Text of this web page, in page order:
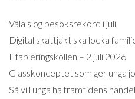
Väla slog besöksrekord i juli
Digital skattjakt ska locka
Etableringskollen – 2 juli 2026
Glasskonceptet som ger unga
Så vill unga ha framtidens handel